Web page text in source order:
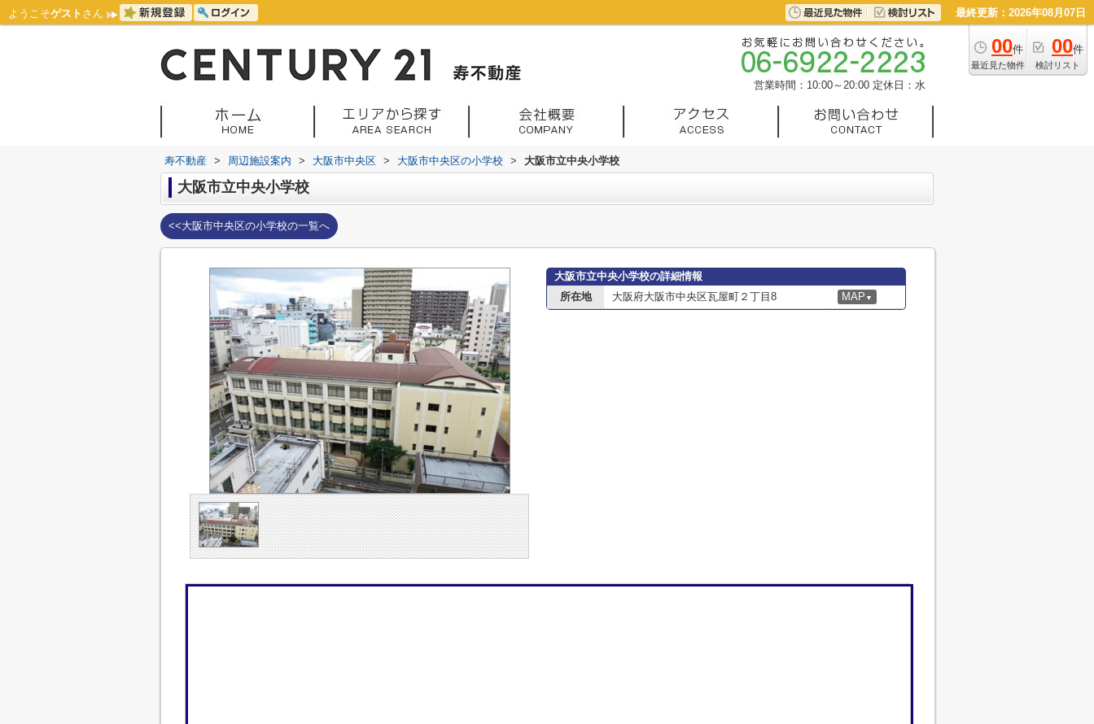
ようこそゲスト さん 最終更新：2026年08月07日
00件
最近見た物件
00件
検討リスト
営業時間：10:00～20:00 定休日：水
寿不動産 > 周辺施設案内 > 大阪市中央区 > 大阪市中央区の小学校 > 大阪市立中央小学校
大阪市立中央小学校
<<大阪市中央区の小学校の一覧へ
大阪市立中央小学校の詳細情報
所在地
大阪府大阪市中央区瓦屋町２丁目8 MAP ▼